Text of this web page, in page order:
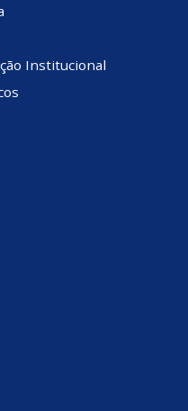
Institucional